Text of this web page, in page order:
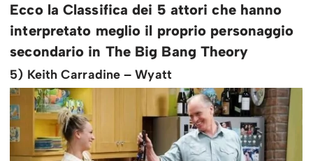
Ecco la Classifica dei 5 attori che hanno
interpretato meglio il proprio personaggio
secondario in The Big Bang Theory
5) Keith Carradine – Wyatt